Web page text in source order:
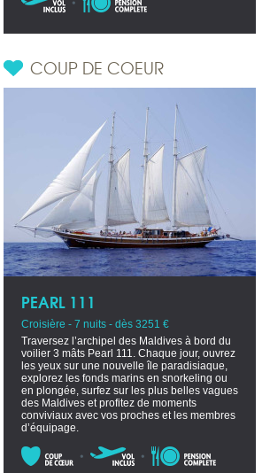
COUP DE COEUR
PEARL 111
Croisière - 7 nuits - dès 3251 €
Traversez l’archipel des Maldives à bord du
voilier 3 mâts Pearl 111. Chaque jour, ouvrez
les yeux sur une nouvelle île paradisiaque,
explorez les fonds marins en snorkeling ou
en plongée, surfez sur les plus belles vagues
des Maldives et profitez de moments
conviviaux avec vos proches et les membres
d’équipage.